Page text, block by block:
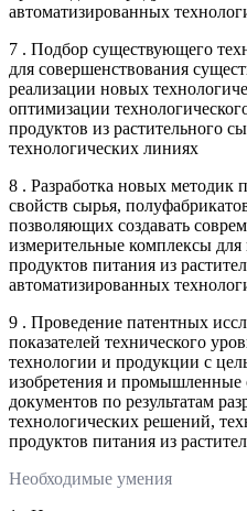
автоматизированных
7 . Подбор существующего
для совершенствования
реализации новых
оптимизации
продуктов из растительного
технологических линиях
8 . Разработка новых методик
свойств сырья,
позволяющих создавать
измерительные комплексы для
продуктов питания из
автоматизированных
9 . Проведение патентных
показателей технического
технологии и продукции с
изобретения и промышленные
документов по результатам
технологических решений,
продуктов питания из
Необходимые умения